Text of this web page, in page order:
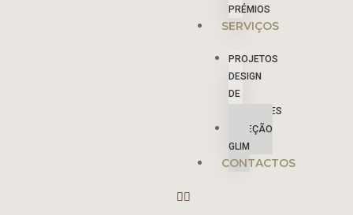
PRÉMIOS
SERVIÇOS
PROJETOS
DESIGN
DE
INTERIORES
COLEÇÃO
GLIM
CONTACTOS